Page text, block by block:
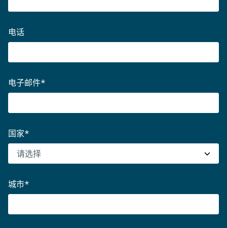
电话
电子邮件*
国家*
城市*